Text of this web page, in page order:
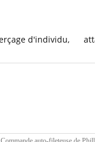
d'individu,